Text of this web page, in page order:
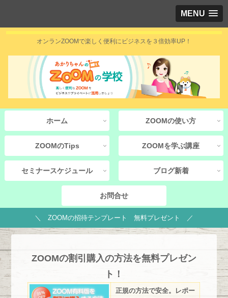
MENU
オンランZOOMで楽しく便利にビジネスを３倍効率UP！
ホーム ZOOMの使い方
ZOOMのTips ZOOMを学ぶ講座
セミナースケジュール ブログ新着
お問合せ
＼ ZOOMの招待テンプレート 無料プレゼント ／
ZOOMの割引購入の方法を無料プレゼン
ト！
正規の方法で安全。レポー